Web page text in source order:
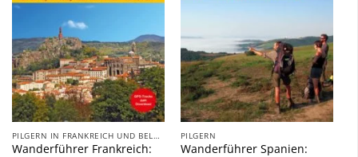
PILGERN IN FRANKREICH UND BELGIEN
Wanderführer Frankreich:
PILGERN
Wanderführer Spanien: